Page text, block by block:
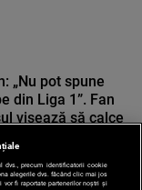
„Nu pot spune
din Liga 1”. Fan
visează să calce
dvs., precum identificatorii cookie
alegerile dvs. făcând clic mai jos
fi raportate partenerilor noștri și